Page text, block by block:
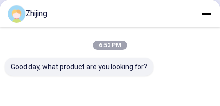
গোলাকার কাটার ব্লেড
প্লাস্টিকের স্ক্র্যাডার ব্লেড
Zhijing
6:53 PM
Good day, what product are you looking for?